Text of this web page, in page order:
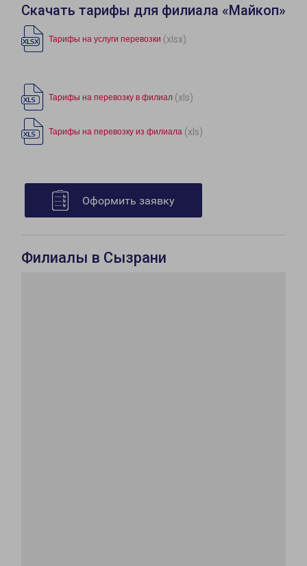
Скачать тарифы для филиала «Майкоп»
Тарифы на услуги перевозки (xlsx)
Тарифы на перевозку в филиал (xls)
Тарифы на перевозку из филиала (xls)
Оформить заявку
Филиалы в Сызрани